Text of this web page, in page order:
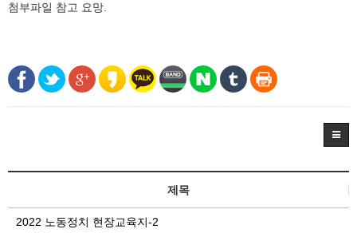
첨부파일 참고 요망.
제목
2022 노동정치 현장교육지-2